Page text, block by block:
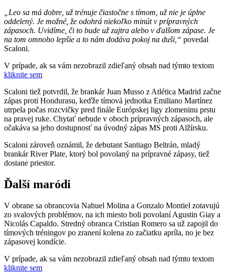
„Leo sa má dobre, už trénuje čiastočne s tímom, už nie je úplne
oddelený. Je možné, že odohrá niekoľko minút v prípravných
zápasoch. Uvidíme, či to bude už zajtra alebo v ďalšom zápase. Je
na tom omnoho lepšie a to nám dodáva pokoj na duši,“ povedal
Scaloni.
V prípade, ak sa vám nezobrazil zdieľaný obsah nad týmto textom
kliknite sem
Scaloni tiež potvrdil, že brankár Juan Musso z Atlética Madrid začne
zápas proti Hondurasu, keďže tímová jednotka Emiliano Martínez
utrpela počas rozcvičky pred finále Európskej ligy zlomeninu prstu
na pravej ruke. Chytať nebude v oboch prípravných zápasoch, ale
očakáva sa jeho dostupnosť na úvodný zápas MS proti Alžírsku.
Scaloni zároveň oznámil, že debutant Santiago Beltrán, mladý
brankár River Plate, ktorý bol povolaný na prípravné zápasy, tiež
dostane priestor.
Ďalší maródi
V obrane sa obrancovia Nahuel Molina a Gonzalo Montiel zotavujú
zo svalových problémov, na ich miesto boli povolaní Agustin Giay a
Nicolás Capaldo. Stredný obranca Cristian Romero sa už zapojil do
tímových tréningov po zranení kolena zo začiatku apríla, no je bez
zápasovej kondície.
V prípade, ak sa vám nezobrazil zdieľaný obsah nad týmto textom
kliknite sem